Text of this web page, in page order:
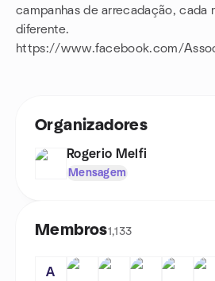
campanhas de arrecadação, cada
diferente.
https://www.facebook.com/
Organizadores
Rogerio Melfi
Mensagem
Membros1,133
A